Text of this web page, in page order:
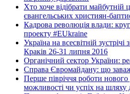
Хто хоче відібрати
євангельських християн-
Кадрова революція влади:
проекту #EUkraine
Україна на всесвітній
Краків 26-31 липня 2016
Органічний сектор України:
Справа Євромайдану: що
Перше півріччя роботи нового
можливості чи успіх на шляху